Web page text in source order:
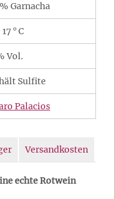
Garnacha
° C
Vol.
Sulfite
Palacios
Versandkosten
echte Rotwein